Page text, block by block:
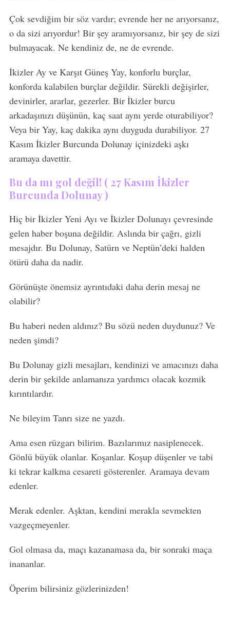
Çok sevdiğim bir söz vardır; evrende her ne arıyorsanız,
o da sizi arıyordur! Bir şey aramıyorsanız, bir şey de sizi
bulmayacak. Ne kendiniz de, ne de evrende.
İkizler Ay ve Karşıt Güneş Yay, konforlu burçlar,
konforda kalabilen burçlar değildir. Sürekli değişirler,
devinirler, ararlar, gezerler. Bir İkizler burcu
arkadaşınızı düşünün, kaç saat aynı yerde oturabiliyor?
Veya bir Yay, kaç dakika aynı duyguda durabiliyor. 27
Kasım İkizler Burcunda Dolunay içinizdeki aşkı
aramaya davettir.
Bu da mı gol değil! ( 27 Kasım İkizler
Burcunda Dolunay )
Hiç bir İkizler Yeni Ayı ve İkizler Dolunayı çevresinde
gelen haber boşuna değildir. Aslında bir çağrı, gizli
mesajdır. Bu Dolunay, Satürn ve Neptün’deki halden
ötürü daha da nadir.
Görünüşte önemsiz ayrıntıdaki daha derin mesaj ne
olabilir?
Bu haberi neden aldınız? Bu sözü neden duydunuz? Ve
neden şimdi?
Bu Dolunay gizli mesajları, kendinizi ve amacınızı daha
derin bir şekilde anlamanıza yardımcı olacak kozmik
kırıntılardır.
Ne bileyim Tanrı size ne yazdı.
Ama esen rüzgarı bilirim. Bazılarımız nasiplenecek.
Gönlü büyük olanlar. Koşanlar. Koşup düşenler ve tabi
ki tekrar kalkma cesareti gösterenler. Aramaya devam
edenler.
Merak edenler. Aşktan, kendini merakla sevmekten
vazgeçmeyenler.
Gol olmasa da, maçı kazanamasa da, bir sonraki maça
inananlar.
Öperim bilirsiniz gözlerinizden!